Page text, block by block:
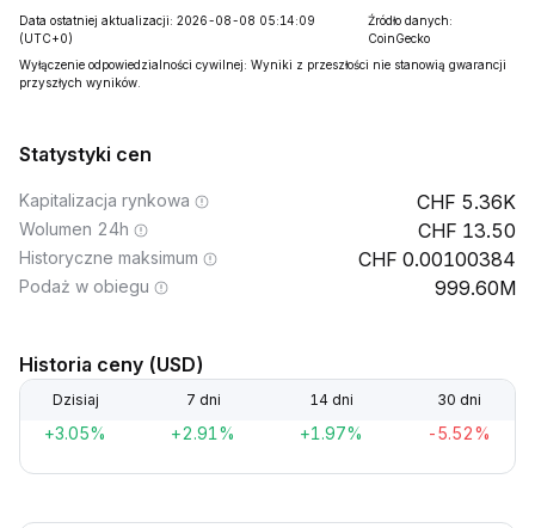
Data ostatniej aktualizacji: 2026-08-08 05:14:09
(UTC+0)
Źródło danych:
CoinGecko
Wyłączenie odpowiedzialności cywilnej: Wyniki z przeszłości nie stanowią gwarancji
przyszłych wyników.
Statystyki cen
Kapitalizacja rynkowa 5.36K
Wolumen 24h 13.50
Historyczne maksimum 0.00100384
Podaż w obiegu 999.60M
Historia ceny (USD)
Dzisiaj 7 dni 14 dni 30 dni
+3.05% +2.91% +1.97% -5.52%